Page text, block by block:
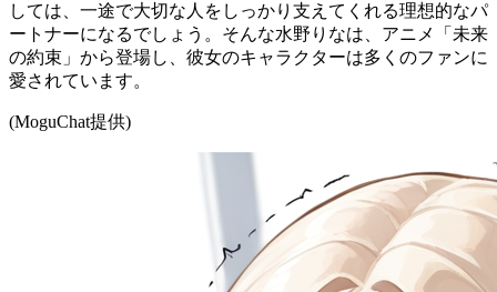
しては、一途で大切な人をしっかり支えてくれる理想的なパ
ートナーになるでしょう。そんな水野りなは、アニメ「未来
の約束」から登場し、彼女のキャラクターは多くのファンに
愛されています。
(MoguChat提供)